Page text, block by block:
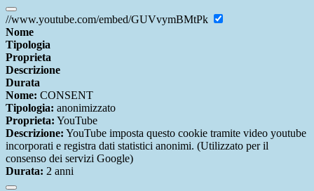
//www.youtube.com/embed/GUVvymBMtPk
Nome
Tipologia
Proprieta
Descrizione
Durata
Nome: CONSENT
Tipologia: anonimizzato
Proprieta: YouTube
Descrizione: YouTube imposta questo cookie tramite video youtube
incorporati e registra dati statistici anonimi. (Utilizzato per il
consenso dei servizi Google)
Durata: 2 anni